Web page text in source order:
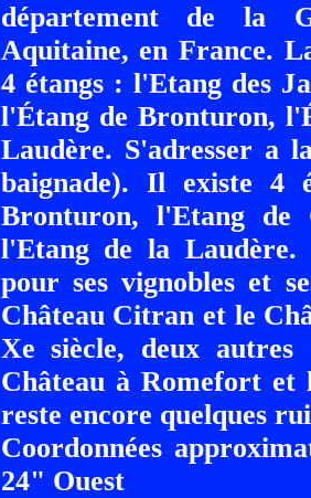
département de la
Aquitaine, en France.
4 étangs : l'Etang des
l'Étang de Bronturon,
Laudère. S'adresser a
baignade). Il existe 4
Bronturon, l'Etang de
l'Etang de la Laudère.
pour ses vignobles et
Château Citran et le
Xe siècle, deux
Château à Romefort et
reste encore quelques
Coordonnées
24" Ouest